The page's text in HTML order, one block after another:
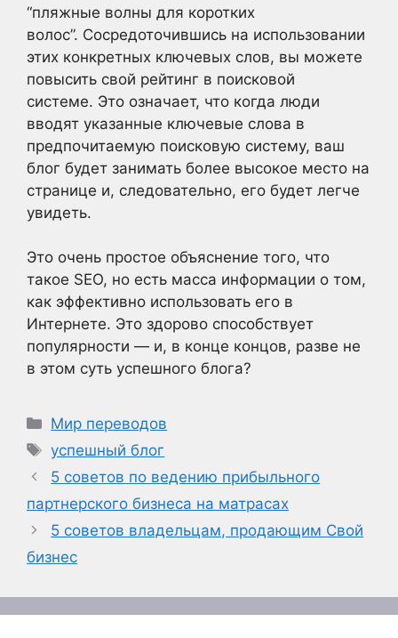
“пляжные волны для коротких
волос”. Сосредоточившись на использовании
этих конкретных ключевых слов, вы можете
повысить свой рейтинг в поисковой
системе. Это означает, что когда люди
вводят указанные ключевые слова в
предпочитаемую поисковую систему, ваш
блог будет занимать более высокое место на
странице и, следовательно, его будет легче
увидеть.
Это очень простое объяснение того, что
такое SEO, но есть масса информации о том,
как эффективно использовать его в
Интернете. Это здорово способствует
популярности — и, в конце концов, разве не
в этом суть успешного блога?
Рубрики
Мир переводов
Метки
успешный блог
5 советов по ведению прибыльного
партнерского бизнеса на матрасах
5 советов владельцам, продающим Свой
бизнес